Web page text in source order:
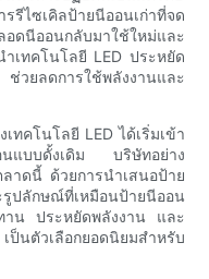
ไซเคิลป้ายนีออนเก่าที่จด
ดนีออนกลับมาใช้ใหม่และ
เทคโนโลยี LED ประหยัด
วยลดการใช้พลังงานและ
ทคโนโลยี LED ได้เริ่มเข้า
นแบบดั้งเดิม บริษัทอย่าง
าดนี้ ด้วยการนำเสนอป้าย
ปลักษณ์ที่เหมือนป้ายนีออน
าน ประหยัดพลังงาน และ
ป็นตัวเลือกยอดนิยมสำหรับ